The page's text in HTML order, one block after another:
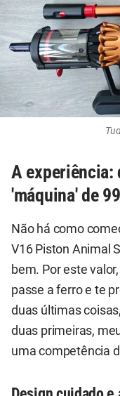
A experiência:
'máquina' de
Não há como
V16 Piston Animal
bem. Por este
passe a ferro e te
duas últimas
duas primeiras,
uma competência